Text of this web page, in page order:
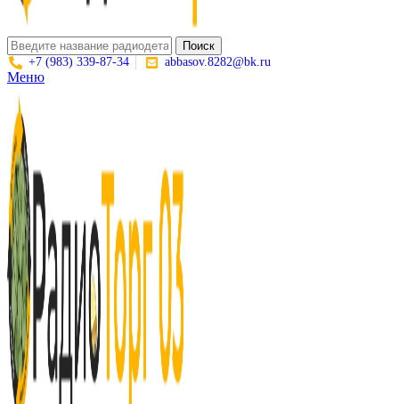
Поиск
+7 (983) 339-87-34
abbasov.8282@bk.ru
Меню